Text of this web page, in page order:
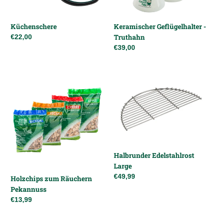
Küchenschere
Normaler
€22,00
Keramischer Geflügelhalter -
Truthahn
Normaler
€39,00
Räuchern
Pekannuss
Holzchips zum Räuchern
Pekannuss
Normaler
€13,99
Edelstahlrost
Large
Halbrunder Edelstahlrost
Large
Normaler
€49,99